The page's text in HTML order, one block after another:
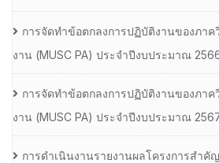
การจัดทำข้อตกลงการปฏิบัติงานของภา
งาน (MUSC PA) ประจำปีงบประมาณ
การจัดทำข้อตกลงการปฏิบัติงานของภา
งาน (MUSC PA) ประจำปีงบประมาณ
การดำเนินงานรายงานผลโครงการสำคั